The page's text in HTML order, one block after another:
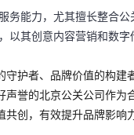
能力，尤其擅长整合公
其创意内容营销和数字
护者、品牌价值的构建
声誉的北京公关公司作为
创，有效提升品牌影